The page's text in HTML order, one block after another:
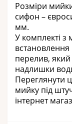
Розміри
сифон –
мм.
У комплекті з
встановлення
перелив,
надлишки
Переглянути
мийку під
інтернет